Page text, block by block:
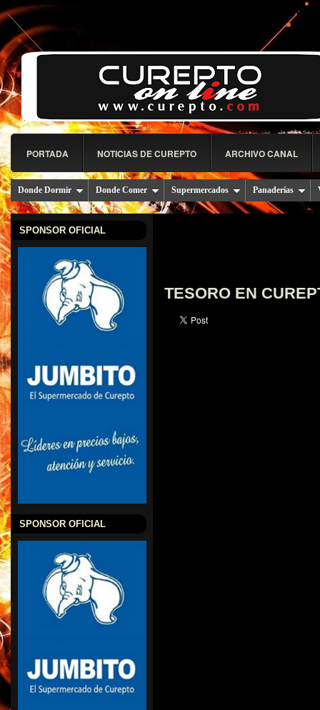
PORTADA NOTICIAS DE CUREPTO ARCHIVO CANAL
Donde Dormir Donde Comer Supermercados Panaderías
SPONSOR OFICIAL
SPONSOR OFICIAL
TESORO EN